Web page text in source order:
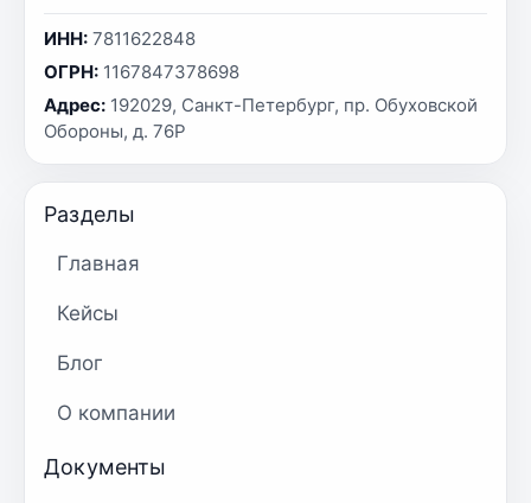
ИНН: 7811622848
ОГРН: 1167847378698
Адрес: 192029, Санкт-Петербург, пр. Обуховской
Обороны, д. 76Р
Разделы
Главная
Кейсы
Блог
О компании
Документы